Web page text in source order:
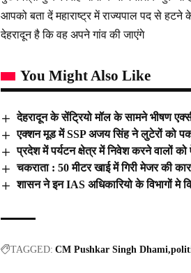
आपको बता दें महाराष्ट्र में राज्यपाल पद से हटने
देहरादून है कि वह अपने गांव की जाएंगे
You Might Also Like
देहरादून के सेंट्रियो मॉल के सामने भीषण
एक्शन मूड में SSP अजय सिंह ने लुटेरों को
प्रदेश में पर्यटन क्षेत्र में निवेश करने वालों
चकराता : 50 मीटर खाई में गिरी मेजर की
शासन ने इन IAS अधिकारियो के विभागों मे
TAGGED: CM Pushkar Singh Dhami